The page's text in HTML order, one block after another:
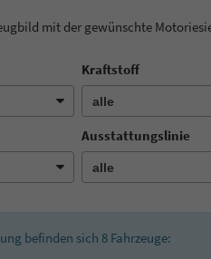
mit der gewünschte
Kraftstoff
Ausstattungslinie
befinden sich 8Fahrzeuge: